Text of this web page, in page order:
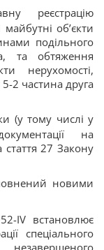
реєстрацію
об’єкти
подільного
та обтяження
нерухомості,
2 частина друга
(у тому числі у
на
стаття 27 Закону
новими
IV встановлює
спеціального